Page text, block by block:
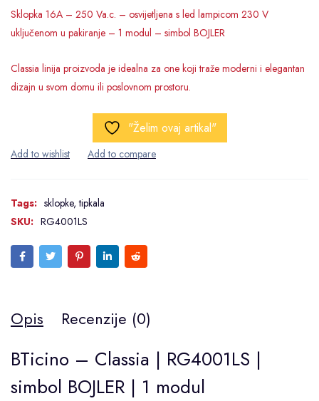
Sklopka 16A – 250 Va.c. – osvijetljena s led lampicom 230 V
uključenom u pakiranje – 1 modul – simbol BOJLER
Classia linija proizvoda je idealna za one koji traže moderni i elegantan
dizajn u svom domu ili poslovnom prostoru.
"Želim ovaj artikal"
Tags: sklopke,tipkala
SKU: RG4001LS
Opis Recenzije (0)
BTicino – Classia | RG4001LS |
simbol BOJLER | 1 modul